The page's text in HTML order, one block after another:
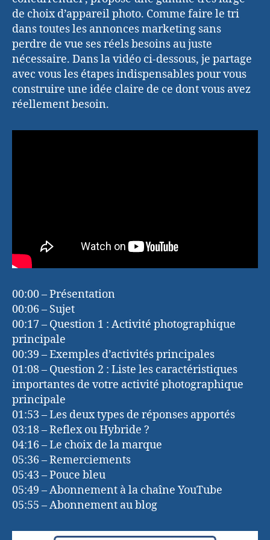
de choix d’appareil photo. Comme faire le tri
dans toutes les annonces marketing sans
perdre de vue ses réels besoins au juste
nécessaire. Dans la vidéo ci-dessous, je partage
avec vous les étapes indispensables pour vous
construire une idée claire de ce dont vous avez
réellement besoin.
00:00 – Présentation
00:06 – Sujet
00:17 – Question 1 : Activité photographique
principale
00:39 – Exemples d’activités principales
01:08 – Question 2 : Liste les caractéristiques
importantes de votre activité photographique
principale
01:53 – Les deux types de réponses apportés
03:18 – Reflex ou Hybride ?
04:16 – Le choix de la marque
05:36 – Remerciements
05:43 – Pouce bleu
05:49 – Abonnement à la chaîne YouTube
05:55 – Abonnement au blog